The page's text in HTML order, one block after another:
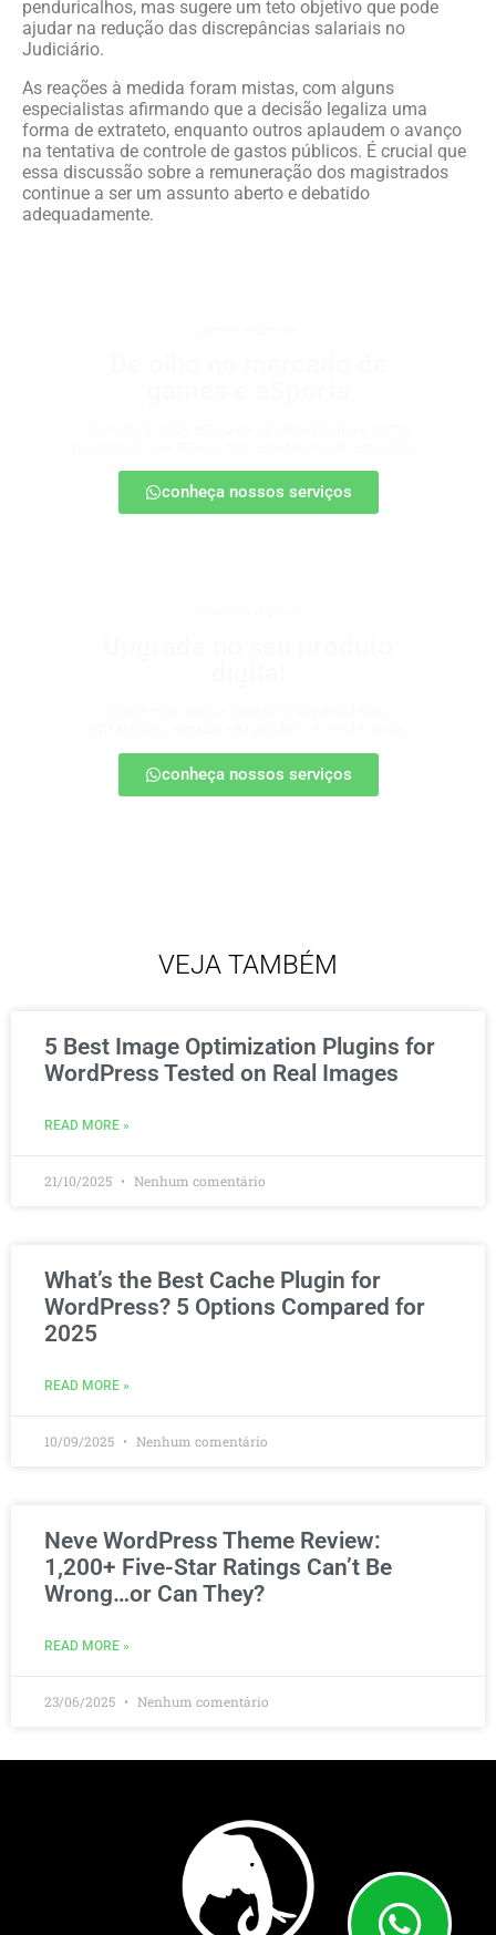
penduricalhos, mas sugere um teto objetivo que pode
ajudar na redução das discrepâncias salariais no
Judiciário.
As reações à medida foram mistas, com alguns
especialistas afirmando que a decisão legaliza uma
forma de extrateto, enquanto outros aplaudem o avanço
na tentativa de controle de gastos públicos. É crucial que
essa discussão sobre a remuneração dos magistrados
continue a ser um assunto aberto e debatido
adequadamente.
conheça nossos serviços
conheça nossos serviços
VEJA TAMBÉM
5 Best Image Optimization Plugins for
WordPress Tested on Real Images
READ MORE »
21/10/2025 Nenhum comentário
What’s the Best Cache Plugin for
WordPress? 5 Options Compared for
2025
READ MORE »
10/09/2025 Nenhum comentário
Neve WordPress Theme Review:
1,200+ Five-Star Ratings Can’t Be
Wrong…or Can They?
READ MORE »
23/06/2025 Nenhum comentário